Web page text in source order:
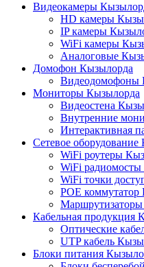
Видеокамеры
HD камеры
IP камеры
WiFi камеры
Аналоговые
Домофон Кызылорда
Видеодомофоны
Мониторы Кызылорда
Видеостена
Внутренние
Интерактивная
Сетевое
WiFi роутеры
WiFi
WiFi точки
POE
Кабельная продукция
Оптические
UTP кабель
Блоки питания